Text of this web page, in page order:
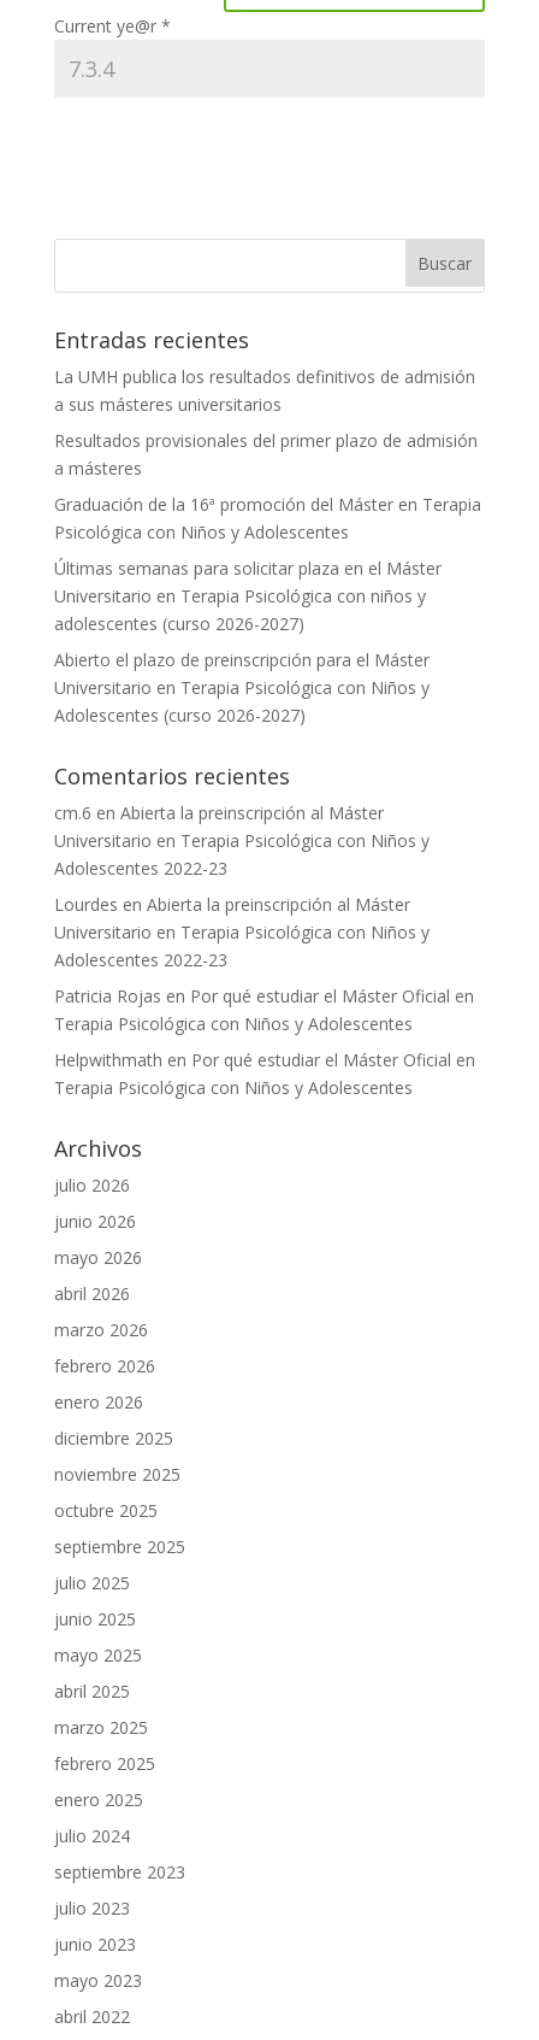
Current ye@r *
Entradas recientes
La UMH publica los resultados definitivos de admisión
a sus másteres universitarios
Resultados provisionales del primer plazo de admisión
a másteres
Graduación de la 16ª promoción del Máster en Terapia
Psicológica con Niños y Adolescentes
Últimas semanas para solicitar plaza en el Máster
Universitario en Terapia Psicológica con niños y
adolescentes (curso 2026-2027)
Abierto el plazo de preinscripción para el Máster
Universitario en Terapia Psicológica con Niños y
Adolescentes (curso 2026-2027)
Comentarios recientes
cm.6 en Abierta la preinscripción al Máster
Universitario en Terapia Psicológica con Niños y
Adolescentes 2022-23
Lourdes en Abierta la preinscripción al Máster
Universitario en Terapia Psicológica con Niños y
Adolescentes 2022-23
Patricia Rojas en Por qué estudiar el Máster Oficial en
Terapia Psicológica con Niños y Adolescentes
Helpwithmath en Por qué estudiar el Máster Oficial en
Terapia Psicológica con Niños y Adolescentes
Archivos
julio 2026
junio 2026
mayo 2026
abril 2026
marzo 2026
febrero 2026
enero 2026
diciembre 2025
noviembre 2025
octubre 2025
septiembre 2025
julio 2025
junio 2025
mayo 2025
abril 2025
marzo 2025
febrero 2025
enero 2025
julio 2024
septiembre 2023
julio 2023
junio 2023
mayo 2023
abril 2022